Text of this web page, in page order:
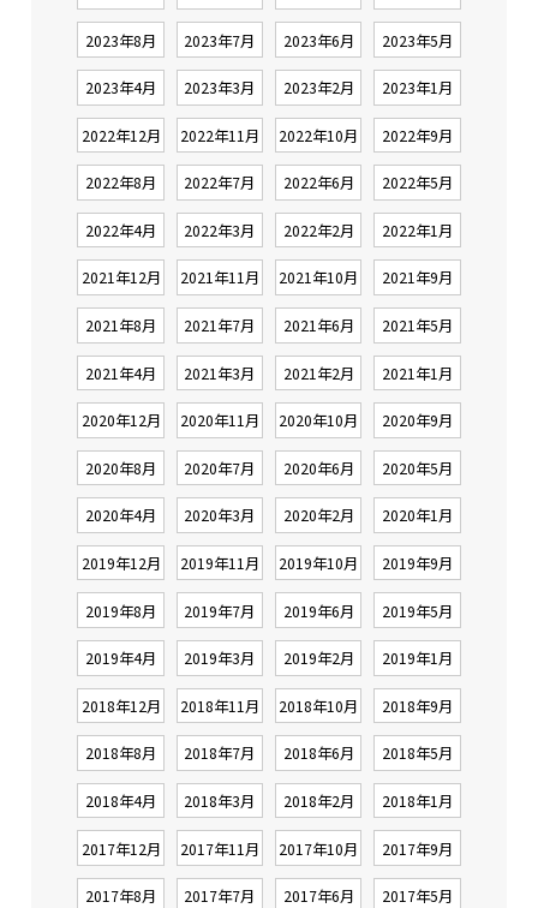
2023年8月 2023年7月 2023年6月 2023年5月
2023年4月 2023年3月 2023年2月 2023年1月
2022年12月 2022年11月 2022年10月 2022年9月
2022年8月 2022年7月 2022年6月 2022年5月
2022年4月 2022年3月 2022年2月 2022年1月
2021年12月 2021年11月 2021年10月 2021年9月
2021年8月 2021年7月 2021年6月 2021年5月
2021年4月 2021年3月 2021年2月 2021年1月
2020年12月 2020年11月 2020年10月 2020年9月
2020年8月 2020年7月 2020年6月 2020年5月
2020年4月 2020年3月 2020年2月 2020年1月
2019年12月 2019年11月 2019年10月 2019年9月
2019年8月 2019年7月 2019年6月 2019年5月
2019年4月 2019年3月 2019年2月 2019年1月
2018年12月 2018年11月 2018年10月 2018年9月
2018年8月 2018年7月 2018年6月 2018年5月
2018年4月 2018年3月 2018年2月 2018年1月
2017年12月 2017年11月 2017年10月 2017年9月
2017年8月 2017年7月 2017年6月 2017年5月